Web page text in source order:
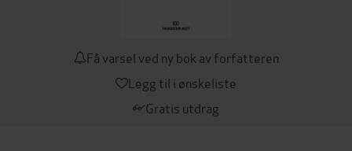
Få varsel ved ny bok av forfatteren
Legg til i ønskeliste
Gratis utdrag